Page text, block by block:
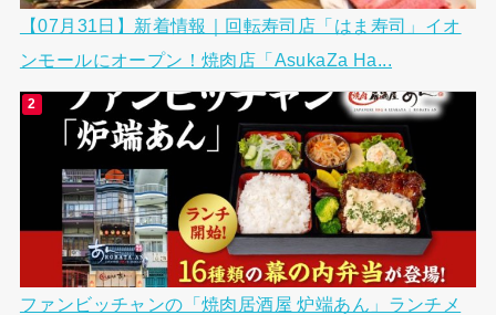
【07月31日】新着情報｜回転寿司店「はま寿司」イオ
ンモールにオープン！焼肉店「AsukaZa Ha...
ファンビッチャンの「焼肉居酒屋 炉端あん」ランチメ